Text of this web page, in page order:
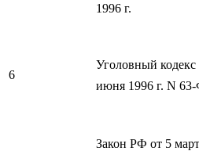
1996 г.
6
Уголовный
июня 1996 г. N
Закон РФ от 5